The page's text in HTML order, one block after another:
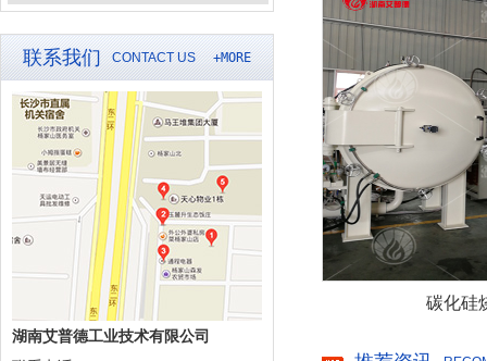
联系我们 CONTACT US +MORE
湖南艾普德工业技术有限公司
碳化硅